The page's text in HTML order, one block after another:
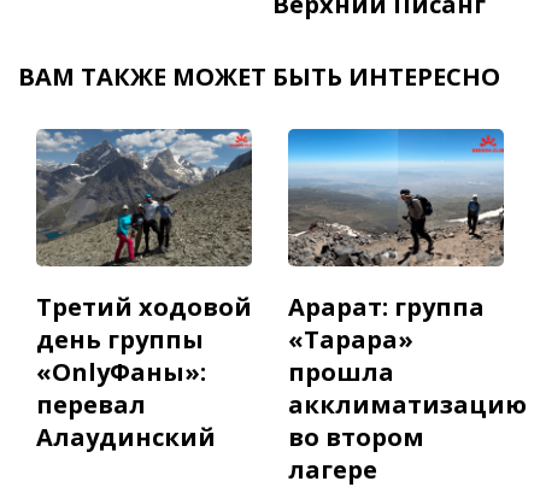
ВАМ ТАКЖЕ МОЖЕТ БЫТЬ ИНТЕРЕСНО
Третий ходовой
день группы
«OnlyФаны»:
перевал
Алаудинский
Арарат: группа
«Тарара»
прошла
акклиматизацию
во втором
лагере